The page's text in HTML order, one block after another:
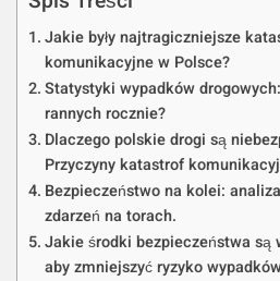
Jakie były najtragiczniejsze
komunikacyjne w Polsce?
Statystyki wypadków
rannych rocznie?
Dlaczego polskie drogi są
Przyczyny katastrof
Bezpieczeństwo na kolei:
zdarzeń na torach.
Jakie środki bezpieczeństwa są
aby zmniejszyć ryzyko